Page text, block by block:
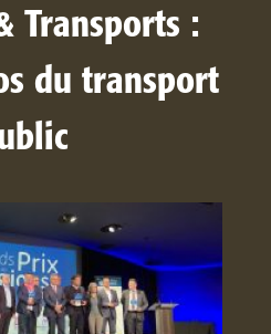
Transports :
du transport